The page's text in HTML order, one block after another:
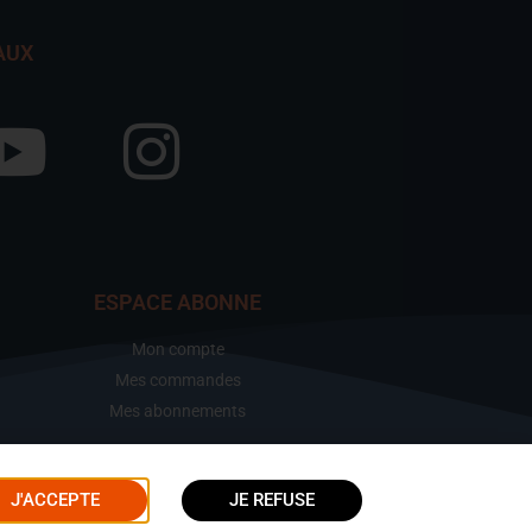
ESPACE ABONNE
Mon compte
Mes commandes
Mes abonnements
J'ACCEPTE JE REFUSE